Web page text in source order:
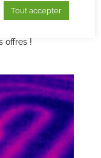
vos
électriques…
offres !
Tout accepter